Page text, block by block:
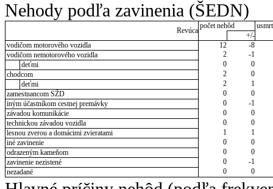
Nehody podľa zavinenia (ŠEDN)
Revúca
počet nehôd
+/-
vodičom motorového vozidla
12
-8
vodičom nemotorového vozidla
2
-1
deťmi
0
0
chodcom
2
0
deťmi
2
1
zamestnancom SŽD
0
0
iným účastníkom cestnej premávky
0
-1
závadou komunikácie
0
0
technickou závadou vozidla
0
0
lesnou zverou a domácimi zvieratami
1
1
iné zavinenie
0
0
odrazeným kameňom
0
0
zavinenie nezistené
0
-1
nezadané
0 0